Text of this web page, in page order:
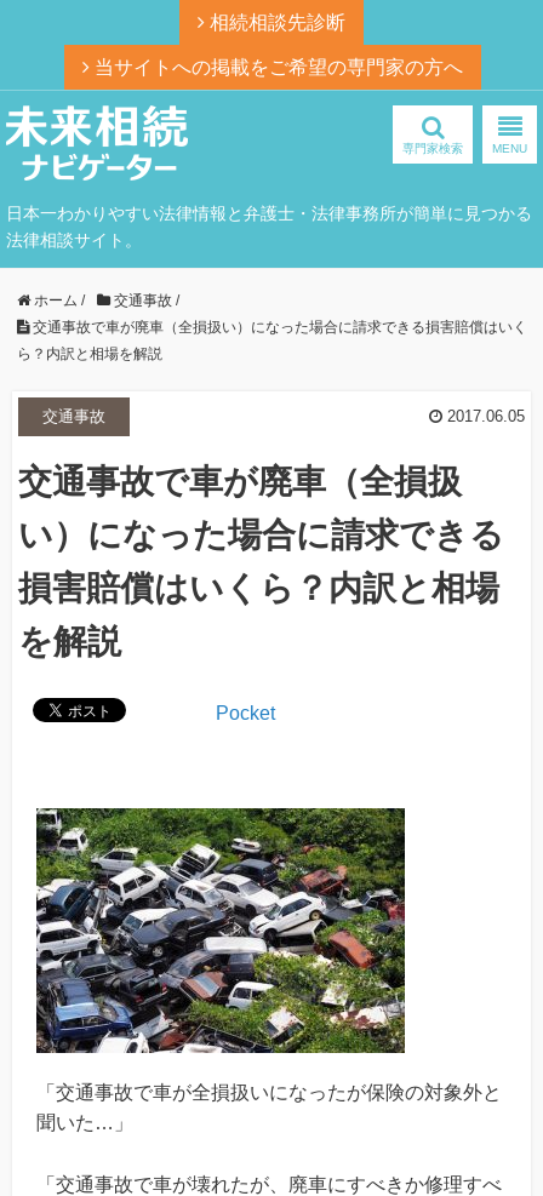
相続相談先診断
当サイトへの掲載をご希望の専門家の方へ
日本一わかりやすい法律情報と弁護士・法律事務所が簡単に見つかる
法律相談サイト。
専門家検索 MENU
ホーム / 交通事故 /
交通事故で車が廃車（全損扱い）になった場合に請求できる損害賠償はいく
ら？内訳と相場を解説
交通事故 2017.06.05
交通事故で車が廃車（全損扱
い）になった場合に請求できる
損害賠償はいくら？内訳と相場
を解説
Pocket
「交通事故で車が全損扱いになったが保険の対象外と
聞いた…」
「交通事故で車が壊れたが、廃車にすべきか修理すべ